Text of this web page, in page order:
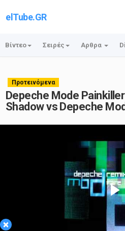
elTube.GR
Βίντεο Σειρές Αρθρα
Προτεινόμενα
Depeche Mode
Shadow vs Depeche
×